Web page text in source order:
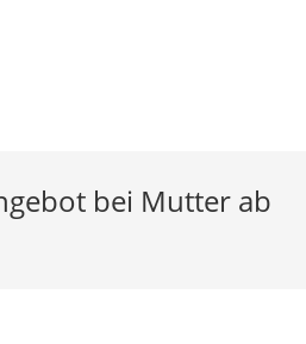
bei Mutter ab